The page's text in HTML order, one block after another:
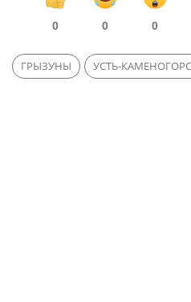
0 0 0
ГРЫЗУНЫ УСТЬ-